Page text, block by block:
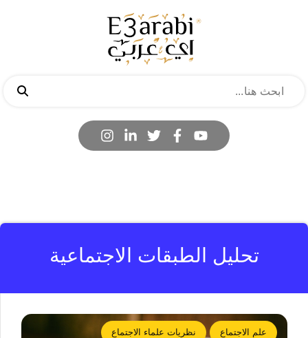
تحليل الطبقات الاجتماعية
علم الاجتماع نظريات علماء الاجتماع